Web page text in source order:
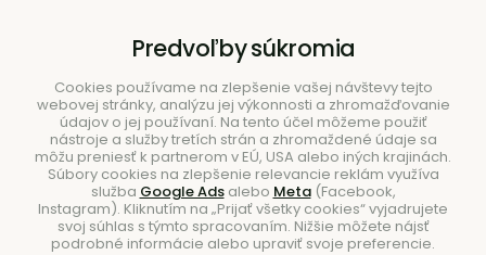
Hľadať
Predvoľby súkromia
Cookies používame na zlepšenie vašej návštevy tejto
webovej stránky, analýzu jej výkonnosti a zhromažďovanie
údajov o jej používaní. Na tento účel môžeme použiť
nástroje a služby tretích strán a zhromaždené údaje sa
môžu preniesť k partnerom v EÚ, USA alebo iných krajinách.
Súbory cookies na zlepšenie relevancie reklám využíva
služba Google Adsalebo Meta(Facebook,
Instagram). Kliknutím na „Prijať všetky cookies“ vyjadrujete
svoj súhlas s týmto spracovaním. Nižšie môžete nájsť
podrobné informácie alebo upraviť svoje preferencie.